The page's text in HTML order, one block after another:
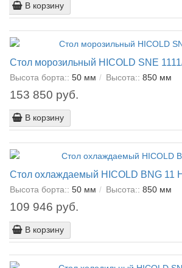
В корзину
Стол морозильный HICOLD SNE
Высота борта:: 50 мм Высота:: 850 мм
153 850 руб.
В корзину
Стол охлаждаемый HICOLD BNG 11
Высота борта:: 50 мм Высота:: 850 мм
109 946 руб.
В корзину